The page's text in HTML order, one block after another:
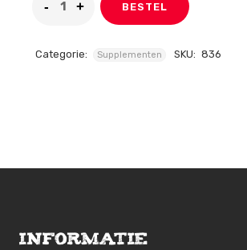
BESTEL
Categorie: Supplementen SKU: 836
Informatie